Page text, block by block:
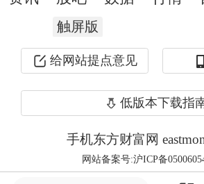
成立市值管理小组后，招
展相关工作亦受到市场关
市值管理体系概括为三个
价值创造，核心是把自身
正为股东创造价值；第二
通过持续与投资者、分
演，让市场充分了解招行
触屏版
给网站提点意见
低版本下载指
手机东方财富网
网站备案号:沪ICP备